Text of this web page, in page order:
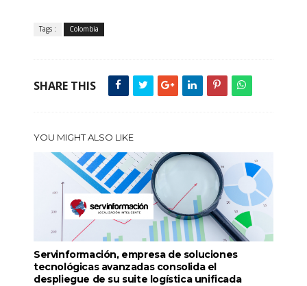
Tags : Colombia
SHARE THIS
YOU MIGHT ALSO LIKE
Servinformación, empresa de soluciones
tecnológicas avanzadas consolida el
despliegue de su suite logística unificada